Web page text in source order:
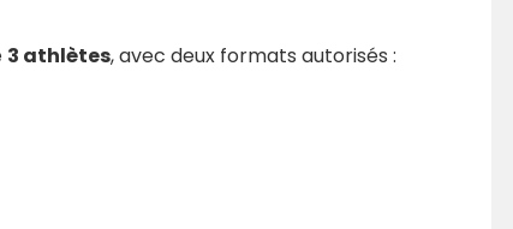
3 athlètes, avec deux formats autorisés :